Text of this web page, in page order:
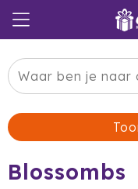
Pakketten
Duurzaam
Carnaval
Koningsdag
24 ICE
Air Up
Blossombs